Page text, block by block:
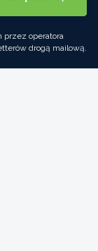
przez operatora
drogą mailową.